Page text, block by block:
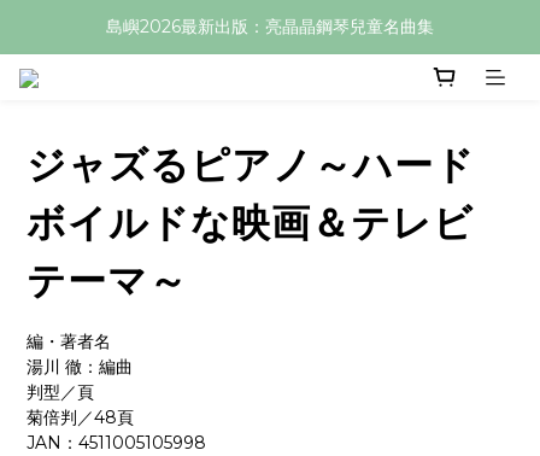
島嶼2026最新出版：亮晶晶鋼琴兒童名曲集
ジャズるピアノ～ハード
ボイルドな映画＆テレビ
テーマ～
編・著者名
湯川 徹：編曲
判型／頁
菊倍判／48頁
JAN：4511005105998